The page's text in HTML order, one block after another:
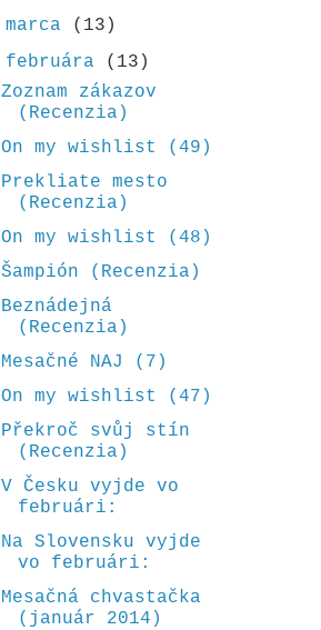
marca (13)
februára
(13)
Zoznam zákazov
(Recenzia)
On my wishlist (49)
Prekliate mesto
(Recenzia)
On my wishlist (48)
Šampión (Recenzia)
Beznádejná
(Recenzia)
Mesačné NAJ (7)
On my wishlist (47)
Překroč svůj stín
(Recenzia)
V Česku vyjde vo
februári:
Na Slovensku vyjde
vo februári:
Mesačná chvastačka
(január 2014)